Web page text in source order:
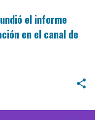
el informe
en el canal de